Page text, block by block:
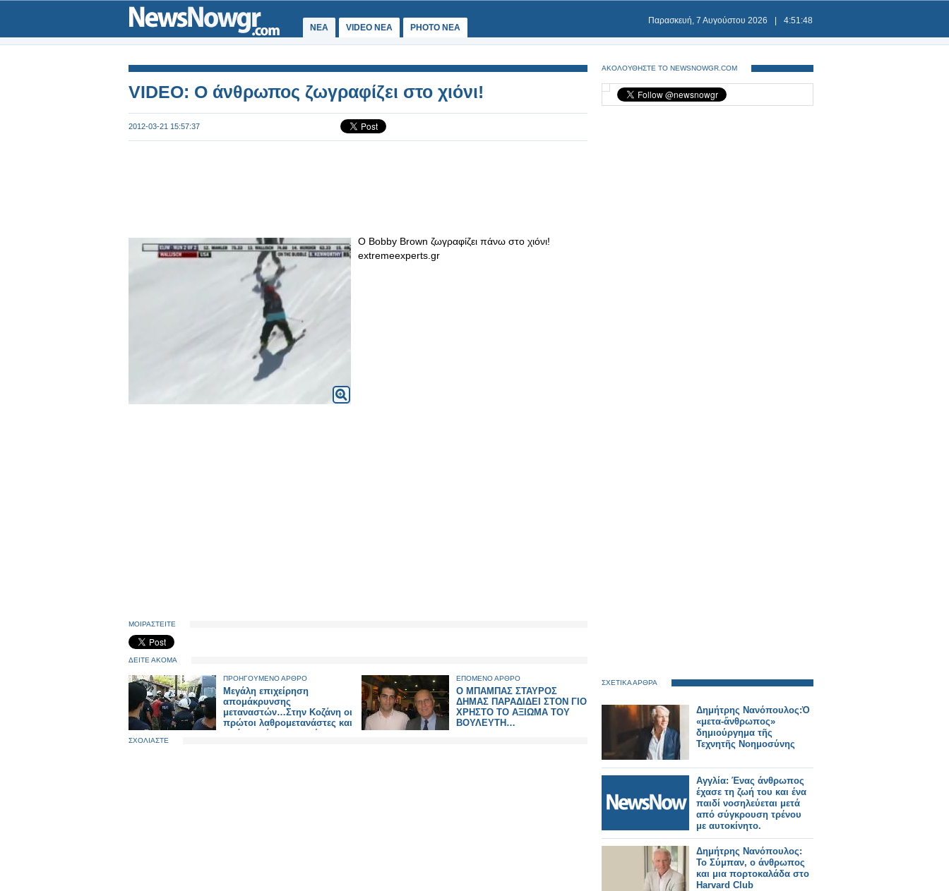
ΝΕΑ VIDEO NEA PHOTO NEA
Παρασκευή, 7 Αυγούστου 2026 4:51:49
VIDEO: Ο άνθρωπος ζωγραφίζει στο χιόνι!
2012-03-21 15:57:37
Ο Bobby Brown ζωγραφίζει πάνω στο χιόνι!
extremeexperts.gr
ΜΟΙΡΑΣΤΕΙΤΕ
ΔΕΙΤΕ ΑΚΟΜΑ
ΠΡΟΗΓΟΥΜΕΝΟ ΑΡΘΡΟ
Μεγάλη επιχείρηση
απομάκρυνσης
μεταναστών…Στην Κοζάνη οι
πρώτοι λαθρομετανάστες και
από κει πίσω στις χώρες
ΕΠΟΜΕΝΟ ΑΡΘΡΟ
Ο ΜΠΑΜΠΑΣ ΣΤΑΥΡΟΣ
ΔΗΜΑΣ ΠΑΡΑΔΙΔΕΙ ΣΤΟΝ ΓΙΟ
ΧΡΗΣΤΟ ΤΟ ΑΞΙΩΜΑ ΤΟΥ
ΒΟΥΛΕΥΤΗ…
ΣΧΟΛΙΑΣΤΕ
ΑΚΟΛΟΥΘΗΣΤΕ ΤΟ NEWSNOWGR.COM
ΣΧΕΤΙΚΑ ΑΡΘΡΑ
Δημήτρης Νανόπουλος:Ὁ
«μετα-ἄνθρωπος»
δημιούργημα τῆς
Τεχνητῆς Νοημοσύνης
Αγγλία: Ένας άνθρωπος
έχασε τη ζωή του και ένα
παιδί νοσηλεύεται μετά
από σύγκρουση τρένου
με αυτοκίνητο.
Δημήτρης Νανόπουλος:
Το Σύμπαν, ο άνθρωπος
και μια πορτοκαλάδα στο
Harvard Club